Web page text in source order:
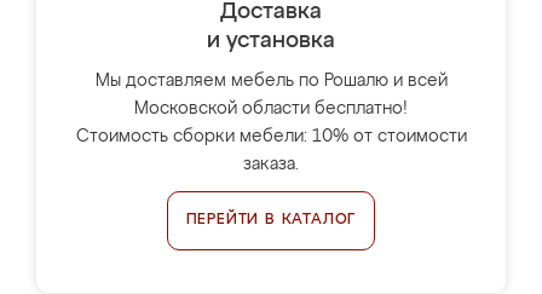
Доставка
и установка
Мы доставляем мебель по Рошалю и всей
Московской области бесплатно!
Стоимость сборки мебели: 10% от стоимости
заказа.
ПЕРЕЙТИ В КАТАЛОГ